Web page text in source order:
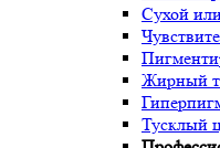
Сухой
Жирный
Тусклый